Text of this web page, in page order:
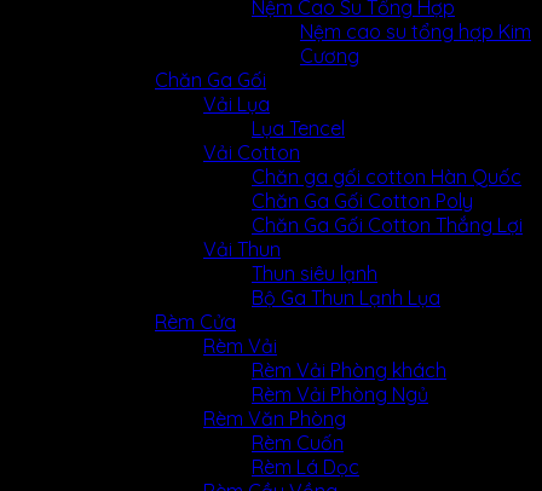
Nệm Cao Su Tổng Hợp
Nệm cao su tổng hợp Kim
Cương
Chăn Ga Gối
Vải Lụa
Lụa Tencel
Vải Cotton
Chăn ga gối cotton Hàn Quốc
Chăn Ga Gối Cotton Poly
Chăn Ga Gối Cotton Thắng Lợi
Vải Thun
Thun siêu lạnh
Bộ Ga Thun Lạnh Lụa
Rèm Cửa
Rèm Vải
Rèm Vải Phòng khách
Rèm Vải Phòng Ngủ
Rèm Văn Phòng
Rèm Cuốn
Rèm Lá Dọc